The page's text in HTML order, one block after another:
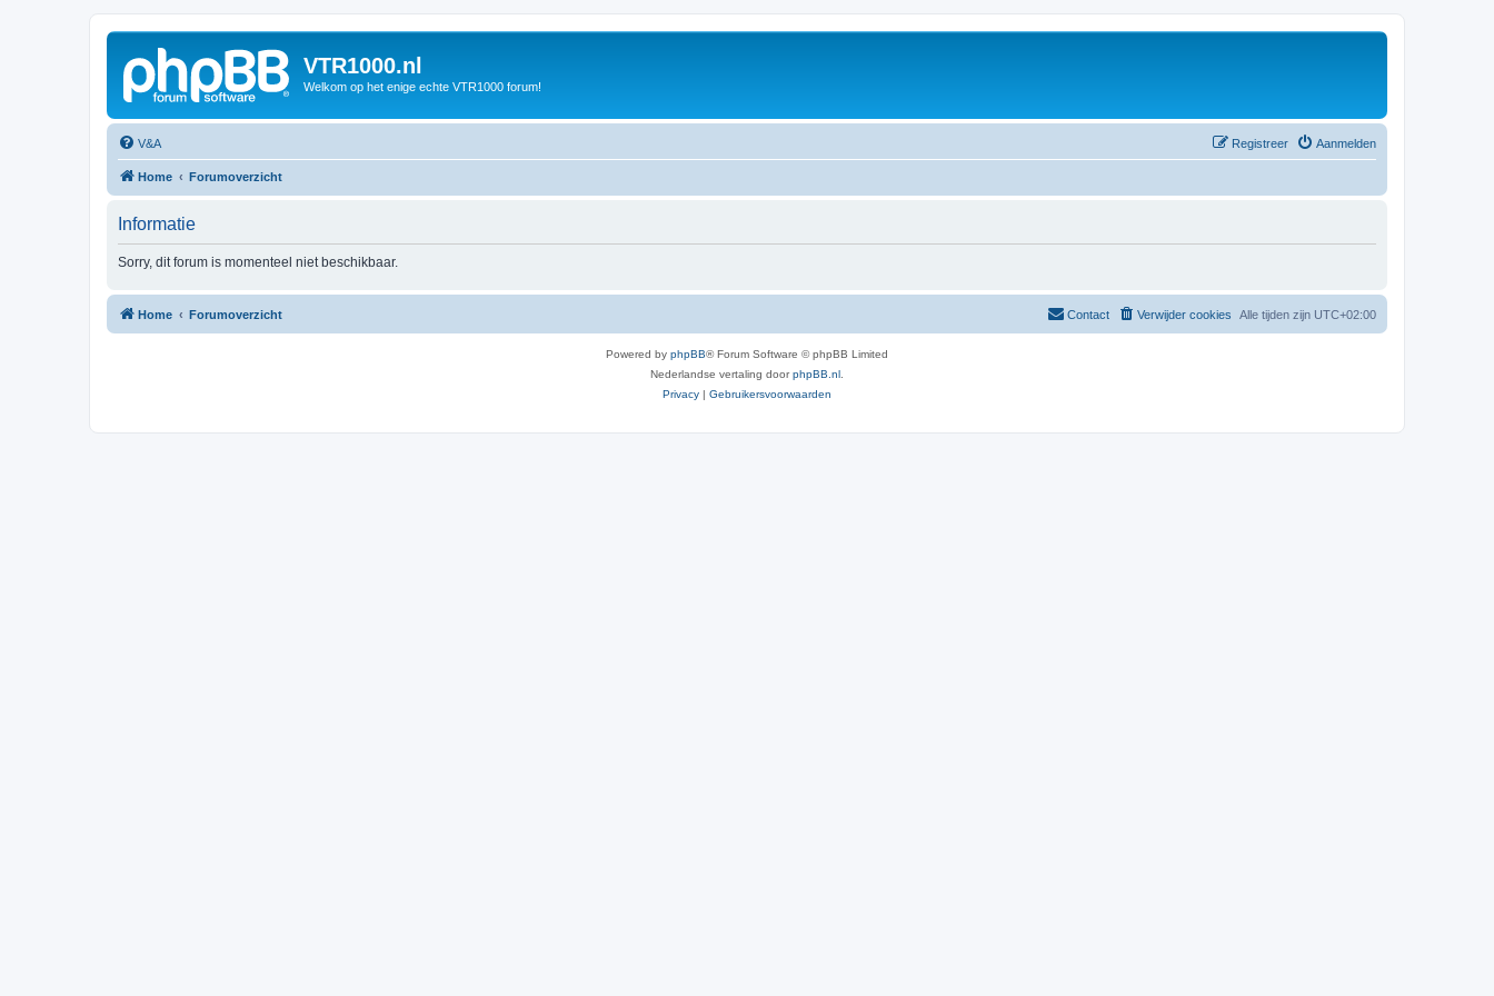
VTR1000.nl
Welkom op het enige echte VTR1000 forum!
V&A Aanmelden
Registreer
Home Forumoverzicht
Informatie
Sorry, dit forum is momenteel niet beschikbaar.
Home Forumoverzicht Alle tijden zijn UTC+02:00
Verwijder cookies
Contact
Powered by phpBB® Forum Software © phpBB Limited
Nederlandse vertaling doorphpBB.nl
Privacy | Gebruikersvoorwaarden